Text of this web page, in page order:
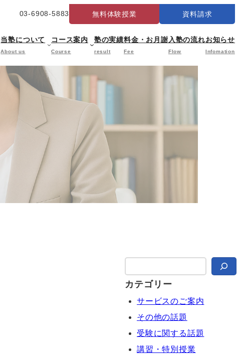
03-6908-5883 無料体験授業 資料請求
当塾について
About us
コース案内
Course
塾の実績
result
料金・お月謝
Fee
入塾の流れ
Flow
お知らせ
Infomation
索
カテゴリー
サービスのご案内
その他の話題
受験に関する話題
講習・特別授業